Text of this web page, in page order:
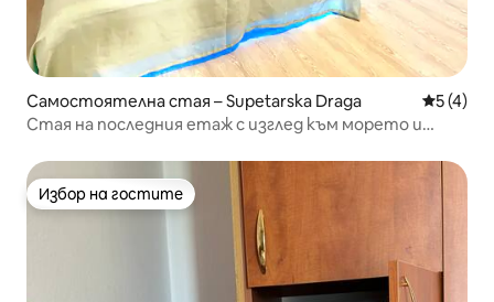
Самостоятелна стая – Supetarska Draga Средна
5 (4)
Стая на последния етаж с изглед към морето и
Избор на гостите
Избор на гостите